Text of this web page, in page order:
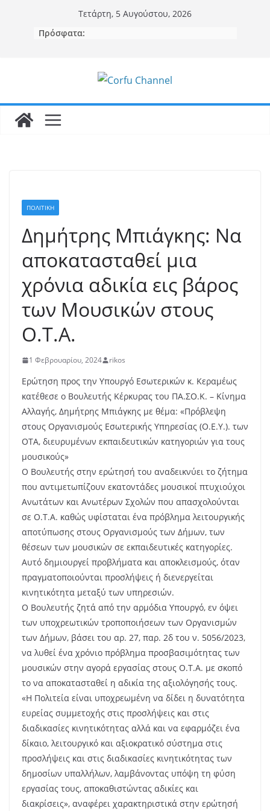
περιεχόμενο
Τετάρτη, 5 Αυγούστου, 2026
Πρόσφατα:
ΠΟΛΙΤΙΚΗ
Δημήτρης Μπιάγκης: Να
αποκατασταθεί μια
χρόνια αδικία εις βάρος
των Μουσικών στους
Ο.Τ.Α.
1 Φεβρουαρίου, 2024 rikos
Ερώτηση προς την Υπουργό Εσωτερικών κ. Κεραμέως
κατέθεσε ο Βουλευτής Κέρκυρας του ΠΑ.ΣΟ.Κ. – Κίνημα
Αλλαγής, Δημήτρης Μπιάγκης με θέμα: «Πρόβλεψη
στους Οργανισμούς Εσωτερικής Υπηρεσίας (Ο.Ε.Υ.). των
ΟΤΑ, διευρυμένων εκπαιδευτικών κατηγοριών για τους
μουσικούς»
Ο Βουλευτής στην ερώτησή του αναδεικνύει το ζήτημα
που αντιμετωπίζουν εκατοντάδες μουσικοί πτυχιούχοι
Ανωτάτων και Ανωτέρων Σχολών που απασχολούνται
σε Ο.Τ.Α. καθώς υφίσταται ένα πρόβλημα λειτουργικής
αποτύπωσης στους Οργανισμούς των Δήμων, των
θέσεων των μουσικών σε εκπαιδευτικές κατηγορίες.
Αυτό δημιουργεί προβλήματα και αποκλεισμούς, όταν
πραγματοποιούνται προσλήψεις ή διενεργείται
κινητικότητα μεταξύ των υπηρεσιών.
Ο Βουλευτής ζητά από την αρμόδια Υπουργό, εν όψει
των υποχρεωτικών τροποποιήσεων των Οργανισμών
των Δήμων, βάσει του αρ. 27, παρ. 2δ του ν. 5056/2023,
να λυθεί ένα χρόνιο πρόβλημα προσβασιμότητας των
μουσικών στην αγορά εργασίας στους Ο.Τ.Α. με σκοπό
το να αποκατασταθεί η αδικία της αξιολόγησής τους.
«Η Πολιτεία είναι υποχρεωμένη να δίδει η δυνατότητα
ευρείας συμμετοχής στις προσλήψεις και στις
διαδικασίες κινητικότητας αλλά και να εφαρμόζει ένα
δίκαιο, λειτουργικό και αξιοκρατικό σύστημα στις
προσλήψεις και στις διαδικασίες κινητικότητας των
δημοσίων υπαλλήλων, λαμβάνοντας υπόψη τη φύση
εργασίας τους, αποκαθιστώντας αδικίες και
διακρίσεις», αναφέρει χαρακτηριστικά στην ερώτησή